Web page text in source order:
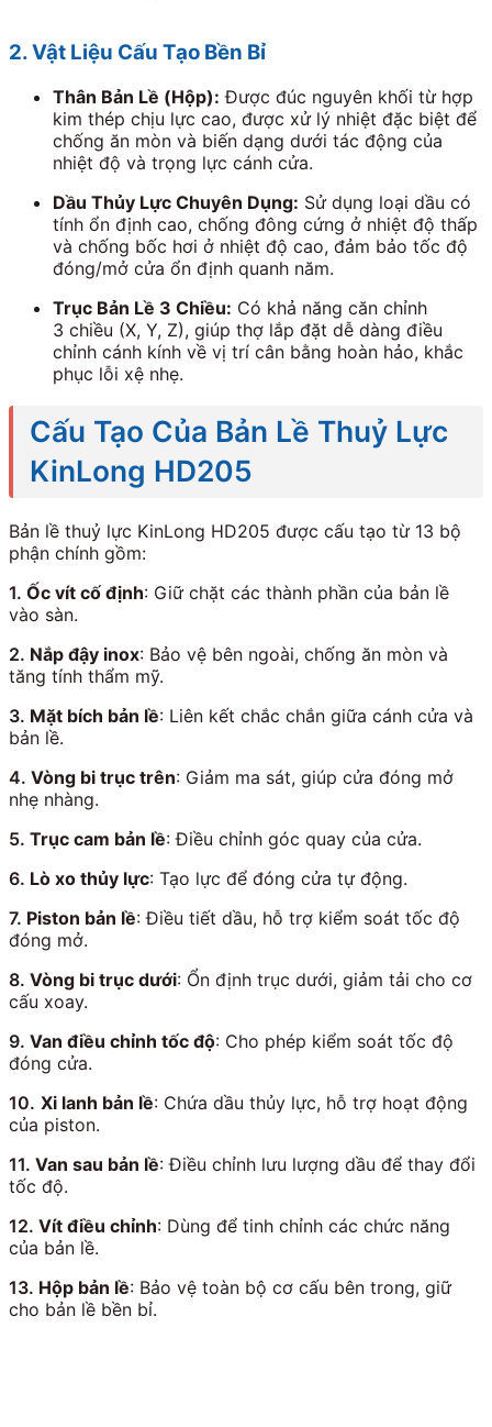
2. Vật Liệu Cấu Tạo Bền Bỉ
Thân Bản Lề (Hộp): Được đúc nguyên khối từ hợp
kim thép chịu lực cao, được xử lý nhiệt đặc biệt để
chống ăn mòn và biến dạng dưới tác động của
nhiệt độ và trọng lực cánh cửa.
Dầu Thủy Lực Chuyên Dụng: Sử dụng loại dầu có
tính ổn định cao, chống đông cứng ở nhiệt độ thấp
và chống bốc hơi ở nhiệt độ cao, đảm bảo tốc độ
đóng/mở cửa ổn định quanh năm.
Trục Bản Lề 3 Chiều: Có khả năng căn chỉnh
3 chiều (X, Y, Z), giúp thợ lắp đặt dễ dàng điều
chỉnh cánh kính về vị trí cân bằng hoàn hảo, khắc
phục lỗi xệ nhẹ.
Cấu Tạo Của Bản Lề Thuỷ Lực
KinLong HD205
Bản lề thuỷ lực KinLong HD205 được cấu tạo từ 13 bộ
phận chính gồm:
1. Ốc vít cố định: Giữ chặt các thành phần của bản lề
vào sàn.
2. Nắp đậy inox: Bảo vệ bên ngoài, chống ăn mòn và
tăng tính thẩm mỹ.
3. Mặt bích bản lề: Liên kết chắc chắn giữa cánh cửa và
bản lề.
4. Vòng bi trục trên: Giảm ma sát, giúp cửa đóng mở
nhẹ nhàng.
5. Trục cam bản lề: Điều chỉnh góc quay của cửa.
6. Lò xo thủy lực: Tạo lực để đóng cửa tự động.
7. Piston bản lề: Điều tiết dầu, hỗ trợ kiểm soát tốc độ
đóng mở.
8. Vòng bi trục dưới: Ổn định trục dưới, giảm tải cho cơ
cấu xoay.
9. Van điều chỉnh tốc độ: Cho phép kiểm soát tốc độ
đóng cửa.
10. Xi lanh bản lề: Chứa dầu thủy lực, hỗ trợ hoạt động
của piston.
11. Van sau bản lề: Điều chỉnh lưu lượng dầu để thay đổi
tốc độ.
12. Vít điều chỉnh: Dùng để tinh chỉnh các chức năng
của bản lề.
13. Hộp bản lề: Bảo vệ toàn bộ cơ cấu bên trong, giữ
cho bản lề bền bỉ.